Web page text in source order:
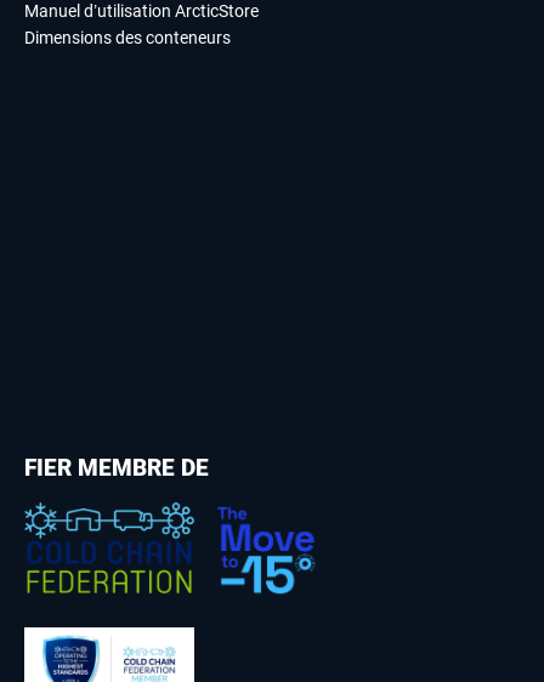
Manuel d’utilisation ArcticStore
Dimensions des conteneurs
FIER MEMBRE DE